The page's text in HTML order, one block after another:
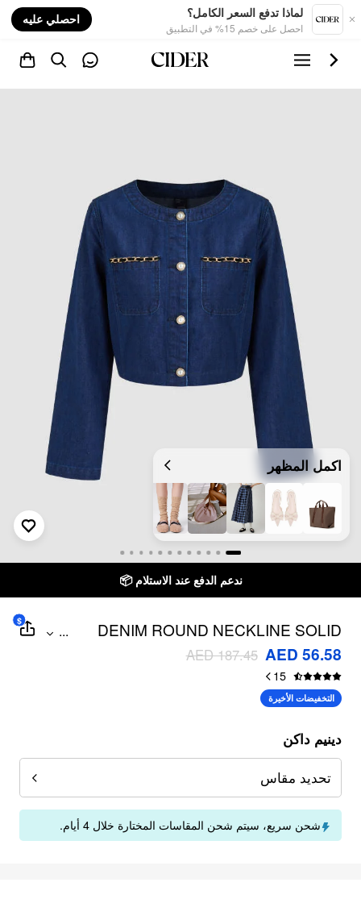
لماذا تدفع السعر الكامل؟
احصل على خصم 15% في التطبيق
احصلي عليه
اكمل المظهر
ندعم الدفع عند الاستلام 📦
DENIM ROUND NECKLINE SOLID
PEARL CHAIN DETAIL CROP JACKET
...
AED 56.58
AED 187.45
15
$
التخفيضات الأخيرة
دينيم داكن
تحديد مقاس
شحن سريع، سيتم شحن المقاسات المختارة خلال 4 أيام.